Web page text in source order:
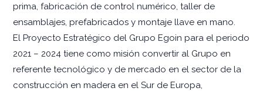
prima, fabricación de control numérico, taller de
ensamblajes, prefabricados y montaje llave en mano.
El Proyecto Estratégico del Grupo Egoin para el periodo
2021 – 2024 tiene como misión convertir al Grupo en
referente tecnológico y de mercado en el sector de la
construcción en madera en el Sur de Europa,